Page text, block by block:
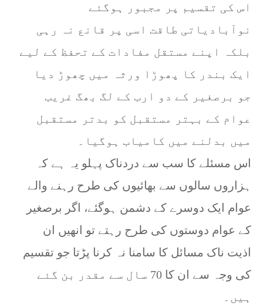
اس کی تقسیم پر مجبور ہوگئے
نوآبادیاتی طاقت اسی پر قانع نہ رہی
بلکہ اپنے مستقل مفادات کے تحفظ کے لیے
ایک بندر کا پھوڑا ورثہ میں چھوڑ دیا
جو برصغیر کے دو ارب کے لگ بھگ غریب
عوام کے بہتر مستقبل کو بدتر مستقبل
میں بدلنے میں کامیاب ہوگیا۔
اس مسئلے کا سب سے دردناک پہلو یہ ہے کہ
ہزاروں سالوں سے بھائیوں کی طرح رہنے والے
عوام ایک دوسرے کے دشمن ہوگئے، اگر برصغیر
کے عوام دوستوں کی طرح رہتے تو انھیں ان
اذیت ناک مسائل کا سامنا نہ کرنا پڑتا جو تقسیم
کی وجہ سے ان کا 70 سال سے مقدر بن گئے
ہیں۔